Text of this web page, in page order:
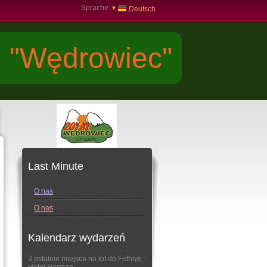
Sprache: ▾ Deutsch
Last Minute
O nas
O nas
Kalendarz wydarzeń
3 ostatnie miejsca na lot do Fethiye -